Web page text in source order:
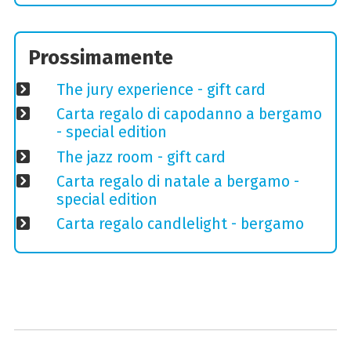
Prossimamente
The jury experience - gift card
Carta regalo di capodanno a bergamo
- special edition
The jazz room - gift card
Carta regalo di natale a bergamo -
special edition
Carta regalo candlelight - bergamo